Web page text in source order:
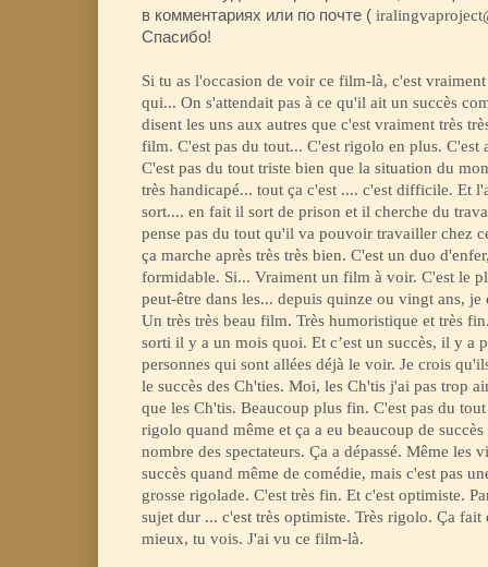
в комментариях или по почте (
Спасибо!
Si tu as l'occasion de voir ce film-là, c'est
qui... On s'attendait pas à ce qu'il ait un succès
disent les uns aux autres que c'est vraiment très
film. C'est pas du tout... C'est rigolo en plus. C'est
C'est pas du tout triste bien que la situation du
très handicapé... tout ça c'est .... c'est difficile. Et
sort.... en fait il sort de prison et il cherche du
pense pas du tout qu'il va pouvoir travailler chez
ça marche après très très bien. C'est un duo
formidable. Si... Vraiment un film à voir. C'est le
peut-être dans les... depuis quinze ou vingt ans,
Un très très beau film. Très humoristique et très
sorti il y a un mois quoi. Et c’est un succès, il y a
personnes qui sont allées déjà le voir. Je crois
le succès des Ch'ties. Moi, les Ch'tis j'ai pas trop
que les Ch'tis. Beaucoup plus fin. C'est pas du
rigolo quand même et ça a eu beaucoup de
nombre des spectateurs. Ça a dépassé. Même les
succès quand même de comédie, mais c'est pas
grosse rigolade. C'est très fin. Et c'est optimiste.
sujet dur ... c'est très optimiste. Très rigolo. Ça fait
mieux, tu vois. J'ai vu ce film-là.